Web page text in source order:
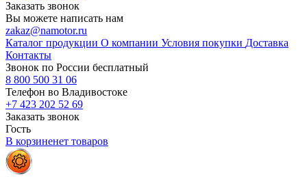
Заказать звонок
Вы можете написать нам
zakaz@namotor.ru
Каталог продукции О компании Условия покупки Доставка
Контакты
Звонок по России бесплатный
8 800 500 31 06
Телефон во Владивостоке
+7 423 202 52 69
Заказать звонок
Гость
В корзиненет товаров